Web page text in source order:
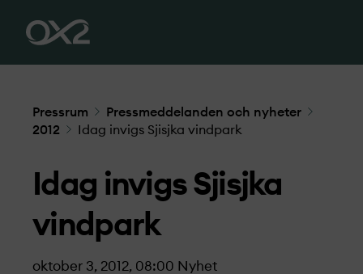
Pressrum
Pressmeddelanden och nyheter
2012
Idag invigs Sjisjka vindpark
Idag invigs Sjisjka
vindpark
oktober 3, 2012, 08:00 Nyhet